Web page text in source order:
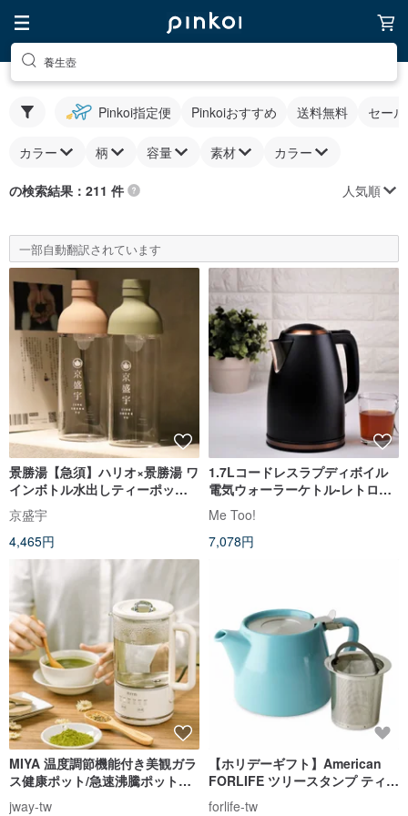
養生壺
Pinkoi指定便 Pinkoiおすすめ 送料無料 セー
カラー 柄 容量 素材 カラー
の検索結果：211 件 人気順
一部自動翻訳されています
景勝湯【急須】ハリオ×景勝湯 ワ
インボトル水出しティーポット
（300ml）
京盛宇
4,465円
1.7Lコードレスラプディボイル
電気ウォーラーケトル-レトロマ
ットブラック
Me Too!
7,078円
MIYA 温度調節機能付き美観ガラ
ス健康ポット/急速沸騰ポット
jway-tw
【ホリデーギフト】American
FORLIFE ツリースタンプ ティー
ポット-レイクブルー
forlife-tw